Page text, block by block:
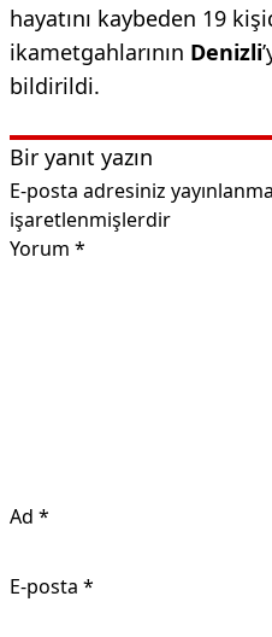
hayatını kaybeden 19
ikametgahlarının Denizli
bildirildi.
Bir yanıt yazın
E-posta adresiniz
işaretlenmişlerdir
Yorum *
Ad *
E-posta *